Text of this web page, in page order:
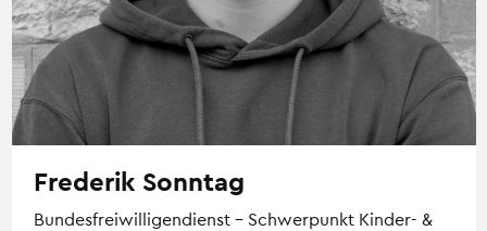
Frederik Sonntag
Bundesfreiwilligendienst – Schwerpunkt Kinder- &